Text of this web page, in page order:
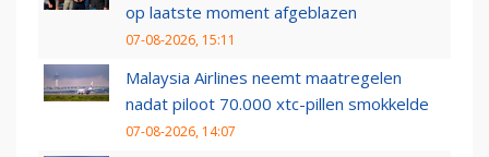
op laatste moment afgeblazen
07-08-2026, 15:11
Malaysia Airlines neemt maatregelen
nadat piloot 70.000 xtc-pillen smokkelde
07-08-2026, 14:07